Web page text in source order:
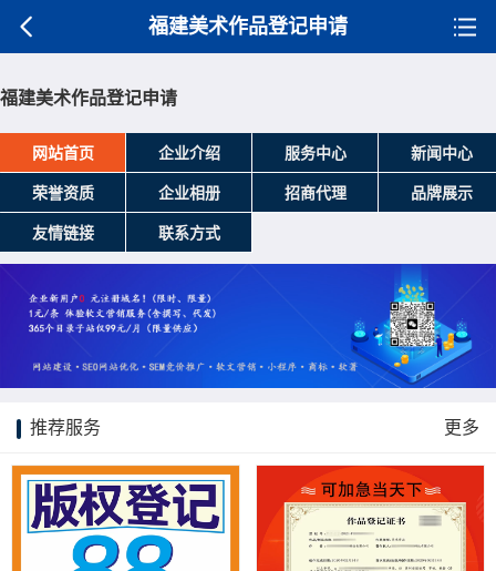
福建美术作品登记申请
福建美术作品登记申请
网站首页 企业介绍 服务中心 新闻中心
荣誉资质 企业相册 招商代理 品牌展示
友情链接 联系方式
推荐服务 更多